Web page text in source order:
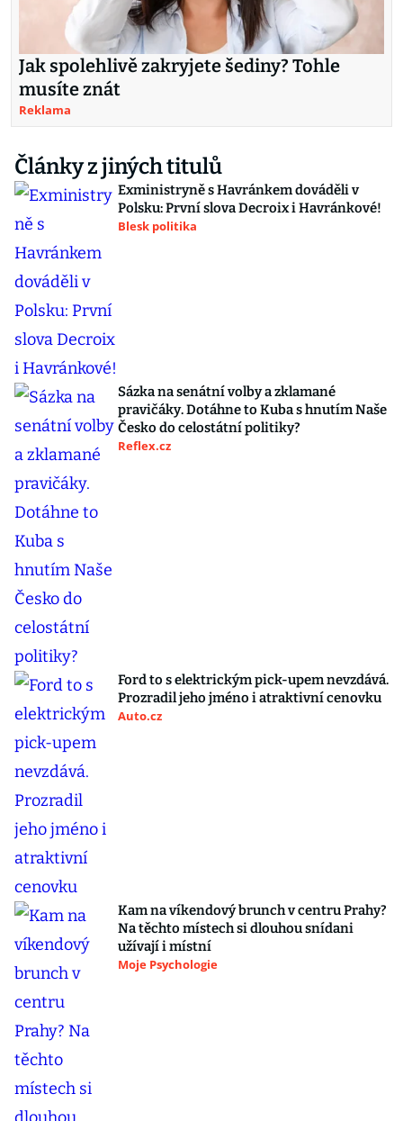
Jak spolehlivě zakryjete šediny? Tohle
musíte znát
Reklama
Články z jiných titulů
Exministryně s Havránkem dováděli v
Polsku: První slova Decroix i Havránkové!
Blesk politika
Sázka na senátní volby a zklamané
pravičáky. Dotáhne to Kuba s hnutím Naše
Česko do celostátní politiky?
Reflex.cz
Ford to s elektrickým pick-upem nevzdává.
Prozradil jeho jméno i atraktivní cenovku
Auto.cz
Kam na víkendový brunch v centru Prahy?
Na těchto místech si dlouhou snídani
užívají i místní
Moje Psychologie